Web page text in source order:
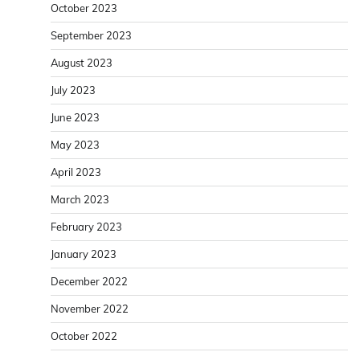
October 2023
September 2023
August 2023
July 2023
June 2023
May 2023
April 2023
March 2023
February 2023
January 2023
December 2022
November 2022
October 2022